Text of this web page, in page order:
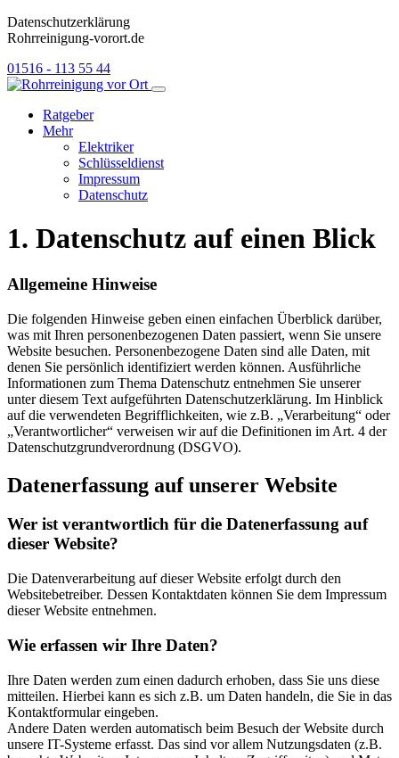
Datenschutzerklärung
Rohrreinigung-vorort.de
01516 - 113 55 44
Ratgeber
Mehr
Elektriker
Schlüsseldienst
Impressum
Datenschutz
1. Datenschutz auf einen Blick
Allgemeine Hinweise
Die folgenden Hinweise geben einen einfachen Überblick darüber,
was mit Ihren personenbezogenen Daten passiert, wenn Sie unsere
Website besuchen. Personenbezogene Daten sind alle Daten, mit
denen Sie persönlich identifiziert werden können. Ausführliche
Informationen zum Thema Datenschutz entnehmen Sie unserer
unter diesem Text aufgeführten Datenschutzerklärung. Im Hinblick
auf die verwendeten Begrifflichkeiten, wie z.B. „Verarbeitung“ oder
„Verantwortlicher“ verweisen wir auf die Definitionen im Art. 4 der
Datenschutzgrundverordnung (DSGVO).
Datenerfassung auf unserer Website
Wer ist verantwortlich für die Datenerfassung auf
dieser Website?
Die Datenverarbeitung auf dieser Website erfolgt durch den
Websitebetreiber. Dessen Kontaktdaten können Sie dem Impressum
dieser Website entnehmen.
Wie erfassen wir Ihre Daten?
Ihre Daten werden zum einen dadurch erhoben, dass Sie uns diese
mitteilen. Hierbei kann es sich z.B. um Daten handeln, die Sie in das
Kontaktformular eingeben.
Andere Daten werden automatisch beim Besuch der Website durch
unsere IT-Systeme erfasst. Das sind vor allem Nutzungsdaten (z.B.